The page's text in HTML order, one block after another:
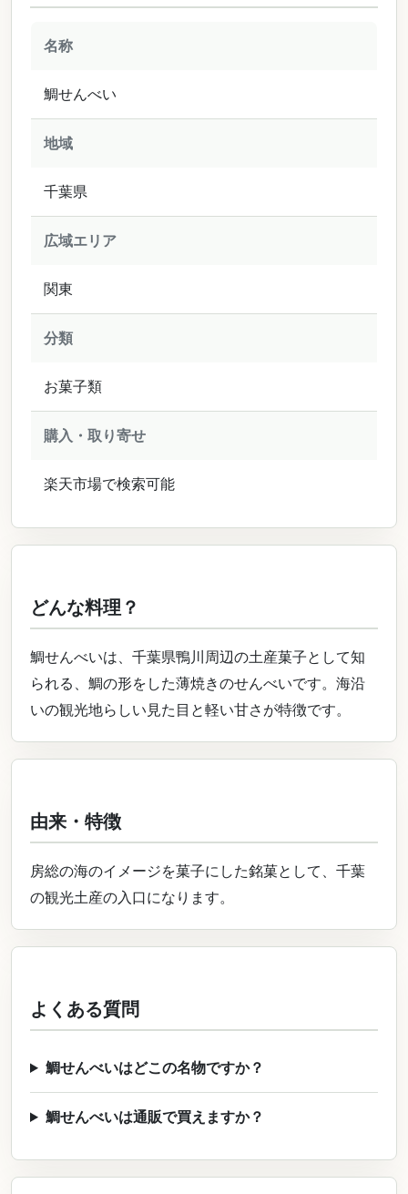
名称
鯛せんべい
地域
千葉県
広域エリア
関東
分類
お菓子類
購入・取り寄せ
楽天市場で検索可能
どんな料理？
鯛せんべいは、千葉県鴨川周辺の土産菓子として知
られる、鯛の形をした薄焼きのせんべいです。海沿
いの観光地らしい見た目と軽い甘さが特徴です。
由来・特徴
房総の海のイメージを菓子にした銘菓として、千葉
の観光土産の入口になります。
よくある質問
鯛せんべいはどこの名物ですか？
鯛せんべいは通販で買えますか？